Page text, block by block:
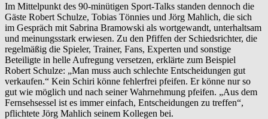
Im Mittelpunkt des 90-minütigen Sport-Talks standen dennoch die
Gäste Robert Schulze, Tobias Tönnies und Jörg Mahlich, die sich
im Gespräch mit Sabrina Bramowski als wortgewandt, unterhaltsam
und meinungsstark erwiesen. Zu den Pfiffen der Schiedsrichter, die
regelmäßig die Spieler, Trainer, Fans, Experten und sonstige
Beteiligte in helle Aufregung versetzen, erklärte zum Beispiel
Robert Schulze: „Man muss auch schlechte Entscheidungen gut
verkaufen.“ Kein Schiri könne fehlerfrei pfeifen. Er könne nur so
gut wie möglich und nach seiner Wahrnehmung pfeifen. „Aus dem
Fernsehsessel ist es immer einfach, Entscheidungen zu treffen“,
pflichtete Jörg Mahlich seinem Kollegen bei.